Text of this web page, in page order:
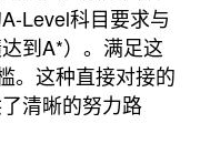
Level科目要求与
到A*）。满足这
。这种直接对接的
清晰的努力路